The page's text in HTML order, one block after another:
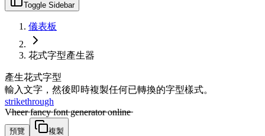
Toggle Sidebar
儀表板
花式字型產生器
產生花式字型
輸入文字，然後即時複製任何已轉換的字型樣式。
strikethrough
V̶̶h̶̶e̶̶e̶̶r̶̶ f̶̶a̶̶n̶̶c̶̶y̶̶ f̶̶o̶̶n̶̶t̶̶ g̶̶e̶̶n̶̶e̶̶r̶̶a̶̶t̶̶o̶̶r̶̶ o̶̶n̶̶l̶̶i̶̶n̶̶e̶̶
預覽 複製